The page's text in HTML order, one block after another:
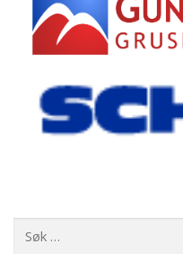
etter: